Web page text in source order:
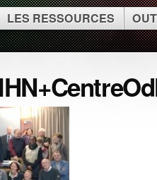
LES RESSOURCES